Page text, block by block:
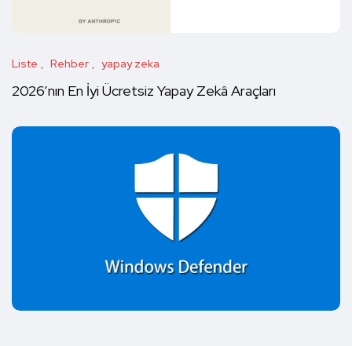
Liste Rehber yapay zeka
2026’nın En İyi Ücretsiz Yapay Zekâ Araçları